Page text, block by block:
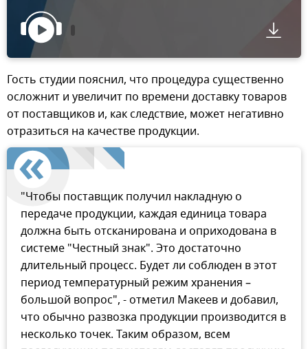
Гость студии пояснил, что процедура существенно
осложнит и увеличит по времени доставку товаров
от поставщиков и, как следствие, может негативно
отразиться на качестве продукции.
"Чтобы поставщик получил накладную о
передаче продукции, каждая единица товара
должна быть отсканирована и оприходована в
системе "Честный знак". Это достаточно
длительный процесс. Будет ли соблюден в этот
период температурный режим хранения –
большой вопрос", - отметил Макеев и добавил,
что обычно развозка продукции производится в
несколько точек. Таким образом, всем